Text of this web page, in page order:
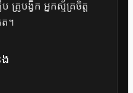
ប គ្រូបង្វឹក អ្នកស្ម័គ្រចិត្ត
ត។